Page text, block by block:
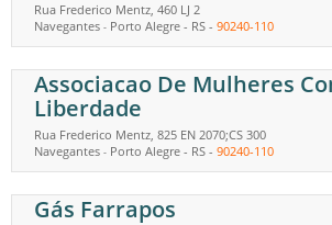
Rua Frederico Mentz, 460 LJ 2
Navegantes - Porto Alegre - RS - 90240-110
Associacao De Mulheres
Liberdade
Rua Frederico Mentz, 825 EN 2070;CS 300
Navegantes - Porto Alegre - RS - 90240-110
Gás Farrapos